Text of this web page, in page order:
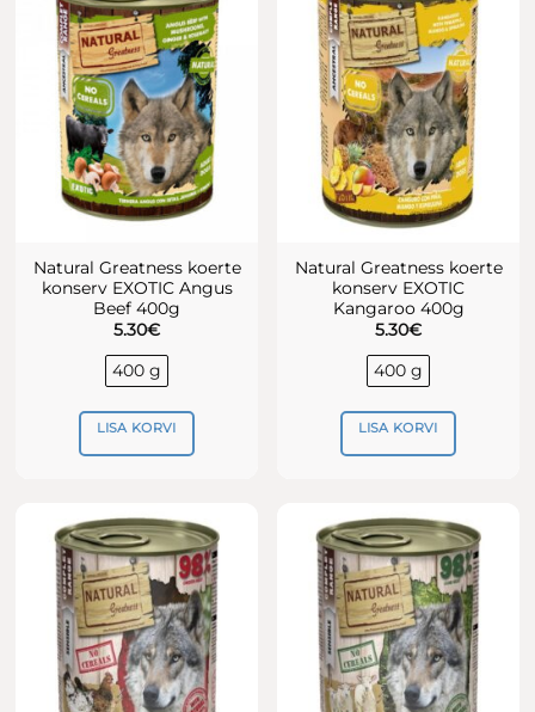
varianti.
Valikuid
saab
teha
tootelehel.
Natural Greatness koerte
konserv EXOTIC Angus
Beef 400g
5.30€
400 g
LISA KORVI
Natural Greatness koerte
konserv EXOTIC
Kangaroo 400g
5.30€
400 g
LISA KORVI